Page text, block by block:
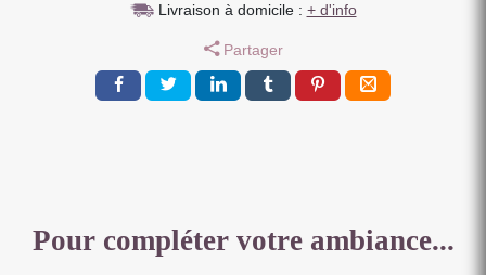
Livraison à domicile : + d'info
Partager
Pour compléter votre ambiance...